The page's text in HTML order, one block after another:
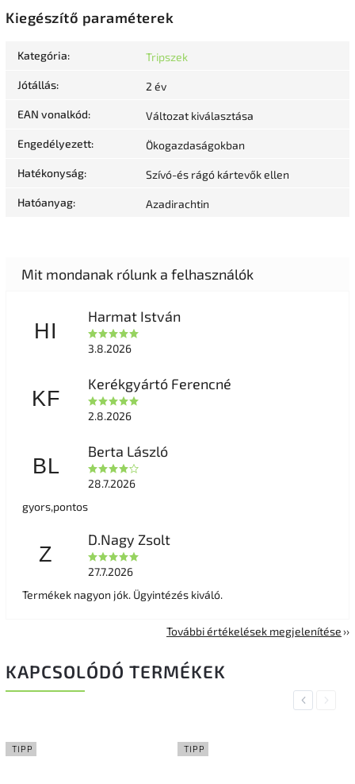
Kiegészítő paraméterek
Kategória: Tripszek
Jótállás: 2 év
EAN vonalkód: Változat kiválasztása
Engedélyezett: Ökogazdaságokban
Hatékonyság: Szívó-és rágó kártevők ellen
Hatóanyag: Azadirachtin
HI
Harmat István
3.8.2026
KF
Kerékgyártó Ferencné
2.8.2026
BL
Berta László
28.7.2026
gyors,pontos
Z
D.Nagy Zsolt
27.7.2026
Termékek nagyon jók. Ügyintézés kiváló.
További értékelések megjelenítése
KAPCSOLÓDÓ TERMÉKEK
Previous
TIPP TIPP
Next